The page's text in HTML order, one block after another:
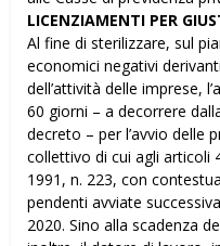
LICENZIAMENTI PER
Al fine di sterilizzare, sul
economici negativi
dell’attività delle imprese,
60 giorni – a decorrere
decreto – per l’avvio delle
collettivo di cui agli articoli
1991, n. 223, con
pendenti avviate
2020. Sino alla scadenza